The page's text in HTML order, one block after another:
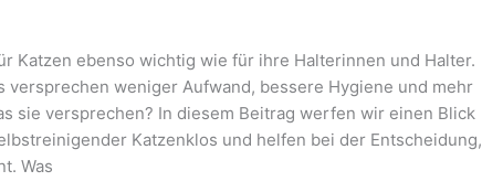
Katzen ebenso wichtig wie für ihre Halterinnen und Halter.
versprechen weniger Aufwand, bessere Hygiene und mehr
sie versprechen? In diesem Beitrag werfen wir einen Blick
Katzenklos und helfen bei der Entscheidung,
Was